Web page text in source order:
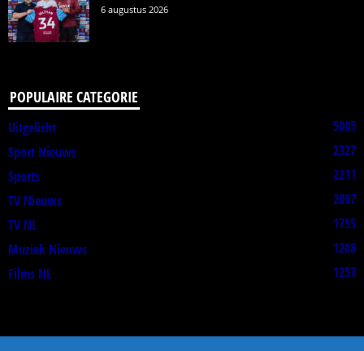
6 augustus 2026
POPULAIRE CATEGORIE
Uitgelicht
5005
Sport Nieuws
2327
Sports
2211
TV Nieuws
2097
TV NL
1755
Muziek Nieuws
1268
Films NL
1253